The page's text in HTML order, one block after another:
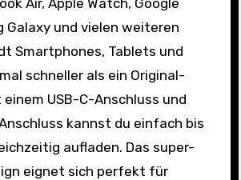
Galaxy und vielen weiteren
Smartphones, Tablets und
schneller als ein Original-
USB-C-Anschluss und
kannst du einfach bis
aufladen. Das super-
eignet sich perfekt für